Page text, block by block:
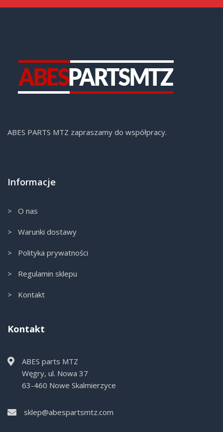
ABES PARTS MTZ zapraszamy do współpracy.
Informacje
> O nas
> Warunki dostawy
> Polityka prywatności
> Regulamin sklepu
> Kontakt
Kontakt
ABES parts MTZ
Węgry, ul. Nowa 37
63-460 Nowe Skalmierzyce
sklep@abespartsmtz.com